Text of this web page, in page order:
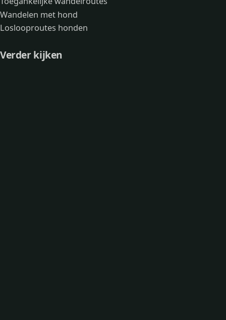
Wandelen met hond
Loslooproutes honden
Verder kijken